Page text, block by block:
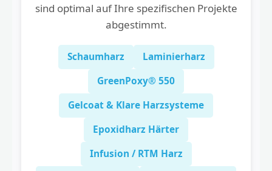
sind optimal auf Ihre spezifischen Projekte
abgestimmt.
Schaumharz
Laminierharz
GreenPoxy® 550
Gelcoat & Klare Harzsysteme
Epoxidharz Härter
Infusion / RTM Harz